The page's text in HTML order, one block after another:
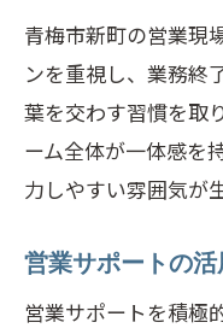
青梅市新町の営業現
ンを重視し、業務終
葉を交わす習慣を取
ーム全体が一体感を
力しやすい雰囲気が
営業サポートの
営業サポートを積極